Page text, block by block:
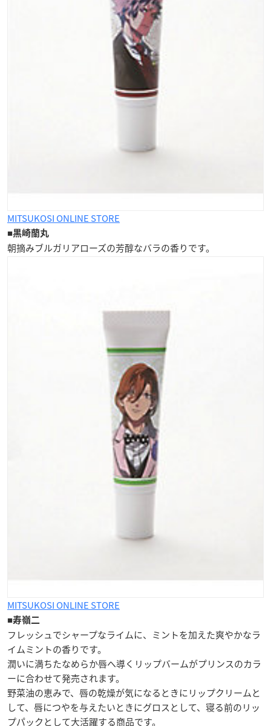
MITSUKOSI ONLINE STORE
■黒崎蘭丸
朝摘みブルガリアローズの芳醇なバラの香りです。
MITSUKOSI ONLINE STORE
■寿嶺二
フレッシュでシャープなライムに、ミントを加えた爽やかなラ
イムミントの香りです。
潤いに満ちたなめらか唇へ導くリップバームがプリンスのカラ
ーに合わせて発売されます。
野菜油の恵みで、唇の乾燥が気になるときにリップクリームと
して、唇につやを与えたいときにグロスとして、寝る前のリッ
プパックとして大活躍する商品です。